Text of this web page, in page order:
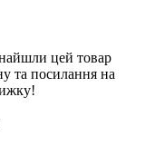
цей товар
та посилання на